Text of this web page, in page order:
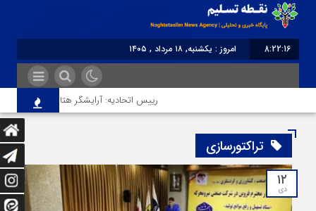
8:22:16
امروز : یکشنبه, ۱۸ مرداد , ۱۴۰۵
رییس اتحادیه: آرایشگر هتاک در قزوین عضو
تراکتورسازی
۱۲
دی